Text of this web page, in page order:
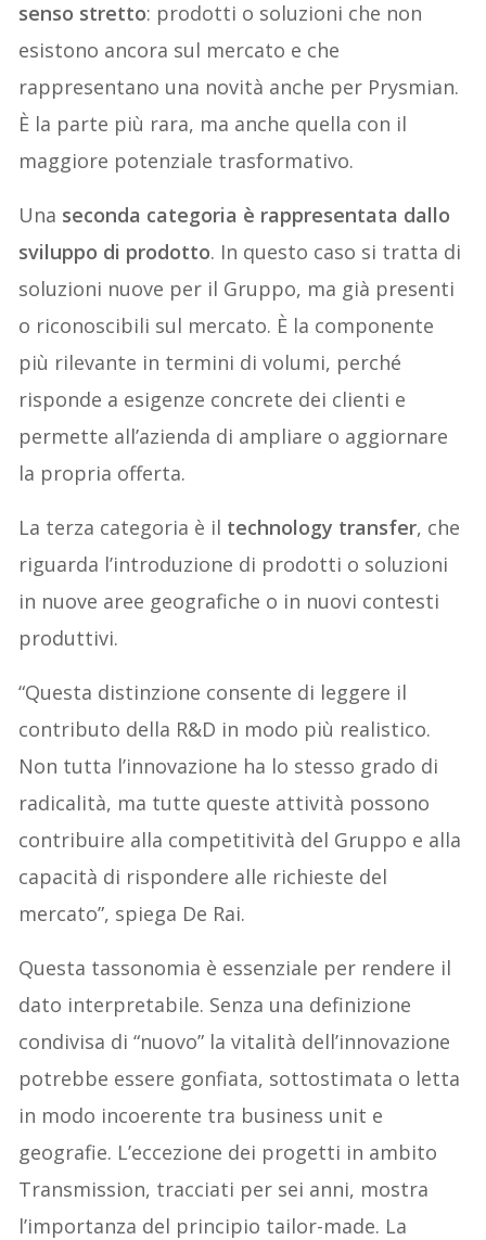
senso stretto: prodotti o soluzioni che non
esistono ancora sul mercato e che
rappresentano una novità anche per Prysmian.
È la parte più rara, ma anche quella con il
maggiore potenziale trasformativo.
Una seconda categoria è rappresentata dallo
sviluppo di prodotto. In questo caso si tratta di
soluzioni nuove per il Gruppo, ma già presenti
o riconoscibili sul mercato. È la componente
più rilevante in termini di volumi, perché
risponde a esigenze concrete dei clienti e
permette all’azienda di ampliare o aggiornare
la propria offerta.
La terza categoria è il technology transfer, che
riguarda l’introduzione di prodotti o soluzioni
in nuove aree geografiche o in nuovi contesti
produttivi.
“Questa distinzione consente di leggere il
contributo della R&D in modo più realistico.
Non tutta l’innovazione ha lo stesso grado di
radicalità, ma tutte queste attività possono
contribuire alla competitività del Gruppo e alla
capacità di rispondere alle richieste del
mercato”, spiega De Rai.
Questa tassonomia è essenziale per rendere il
dato interpretabile. Senza una definizione
condivisa di “nuovo” la vitalità dell’innovazione
potrebbe essere gonfiata, sottostimata o letta
in modo incoerente tra business unit e
geografie. L’eccezione dei progetti in ambito
Transmission, tracciati per sei anni, mostra
l’importanza del principio tailor-made. La